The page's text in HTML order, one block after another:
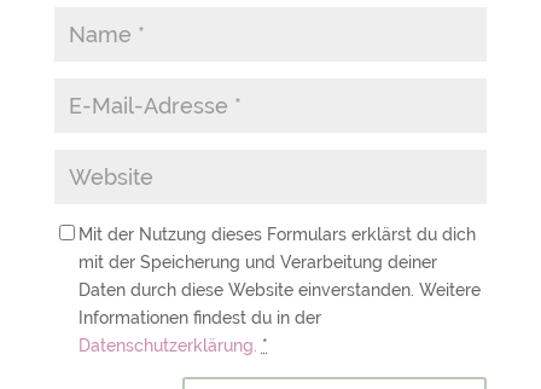
Mit der Nutzung dieses Formulars erklärst du dich
mit der Speicherung und Verarbeitung deiner
Daten durch diese Website einverstanden. Weitere
Informationen findest du in der
Datenschutzerklärung. *